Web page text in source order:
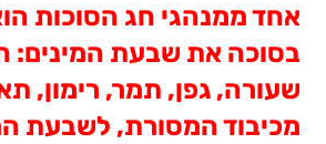
אחד ממנהגי חג הסוכות
בסוכה את שבעת המינים:
שעורה, גפן, תמר, רימון,
מכיבוד המסורת, לשבעת